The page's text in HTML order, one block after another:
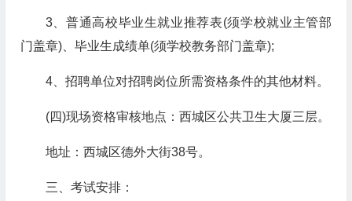
3、普通高校毕业生就业推荐表(须学校就业主管部
门盖章)、毕业生成绩单(须学校教务部门盖章);
4、招聘单位对招聘岗位所需资格条件的其他材料。
(四)现场资格审核地点：西城区公共卫生大厦三层。
地址：西城区德外大街38号。
三、考试安排：